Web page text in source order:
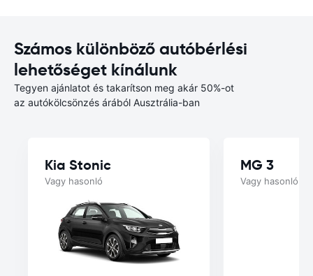
Számos különböző autóbérlési
lehetőséget kínálunk
Tegyen ajánlatot és takarítson meg akár 50%-ot
az autókölcsönzés árából Ausztrália-ban
Kia Stonic
Vagy hasonló
MG 3
Vagy hasonló